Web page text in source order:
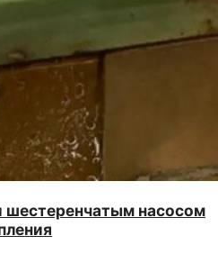
шестеренчатым насосом